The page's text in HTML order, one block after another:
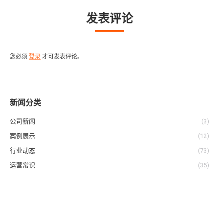
发表评论
您必须 登录 才可发表评论。
新闻分类
公司新闻
(3)
案例展示
(12)
行业动态
(73)
运营常识
(35)